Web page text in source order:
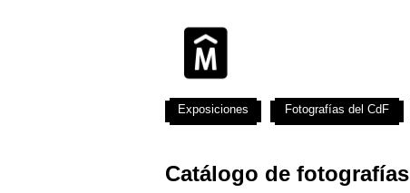
Catálogo de fotografías
Exposiciones Fotografías del CdF